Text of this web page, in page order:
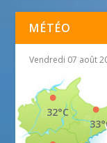
MÉTÉO
Vendredi 07 août
32°C